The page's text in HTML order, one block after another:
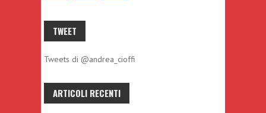
TWEET
Tweets di @andrea_cioffi
ARTICOLI RECENTI